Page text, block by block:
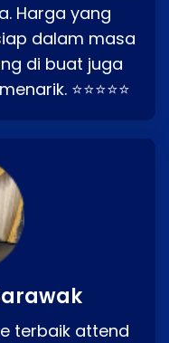
Harga yang
dalam masa
di buat juga
⭐⭐⭐⭐⭐
terbaik attend